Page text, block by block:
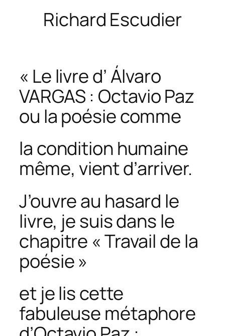
Richard Escudier
« Le livre d’ Álvaro
VARGAS : Octavio Paz
ou la poésie comme
la condition humaine
même, vient d’arriver.
J’ouvre au hasard le
livre, je suis dans le
chapitre « Travail de la
poésie »
et je lis cette
fabuleuse métaphore